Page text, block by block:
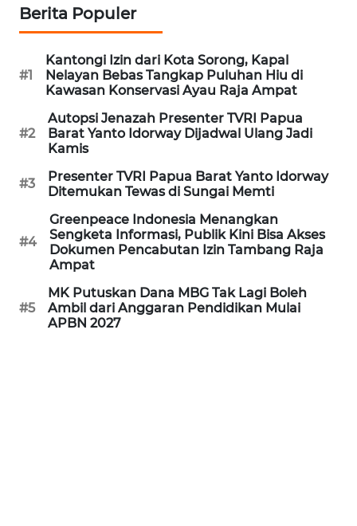
Berita Populer
#1
Kantongi Izin dari Kota Sorong, Kapal
Nelayan Bebas Tangkap Puluhan Hiu di
Kawasan Konservasi Ayau Raja Ampat
#2
Autopsi Jenazah Presenter TVRI Papua
Barat Yanto Idorway Dijadwal Ulang Jadi
Kamis
#3
Presenter TVRI Papua Barat Yanto Idorway
Ditemukan Tewas di Sungai Memti
#4
Greenpeace Indonesia Menangkan
Sengketa Informasi, Publik Kini Bisa Akses
Dokumen Pencabutan Izin Tambang Raja
Ampat
#5
MK Putuskan Dana MBG Tak Lagi Boleh
Ambil dari Anggaran Pendidikan Mulai
APBN 2027
WN
SUBANG
WN
SUKABUMI
WN
PURWAKARTA
WN
TIMUR
WN
SEMARANG
WN